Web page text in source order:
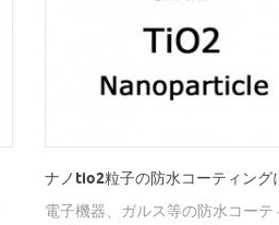
ナノtio2粒子の防水コーティング
電子機器、ガルス等の防水コーテ